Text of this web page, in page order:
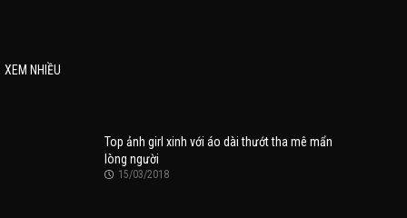
XEM NHIỀU
Top ảnh girl xinh với áo dài thướt tha mê mẩn
lòng người
15/03/2018